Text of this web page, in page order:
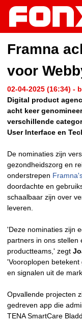
Framna
voor
02-04-2025 (16:34) -
Digital product
acht keer
verschillende
User Interface en
De nominaties zijn
gezondheidszorg en
onderstrepen
doordachte en
schaalbaar zijn over
leveren.
'Deze nominaties zijn
partners in ons stellen
productteams,' zegt
'Vooroplopen
en signalen uit de
Opvallende projecten
gedreven app die
TENA SmartCare